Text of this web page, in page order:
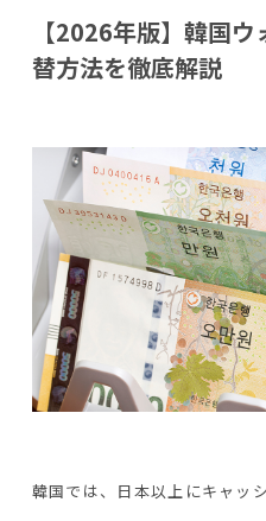
【2026年版】韓国
替方法を徹底解説
韓国では、日本以上にキャッ